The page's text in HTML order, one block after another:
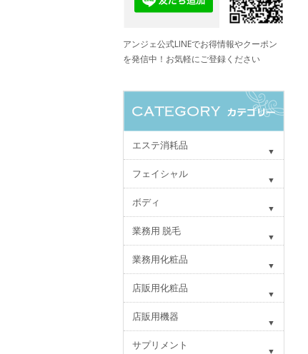
アンジェ公式LINEでお得情報やクーポン
を発信中！お気軽にご登録ください
エステ消耗品
フェイシャル
ボディ
業務用 脱毛
業務用化粧品
店販用化粧品
店販用機器
サプリメント